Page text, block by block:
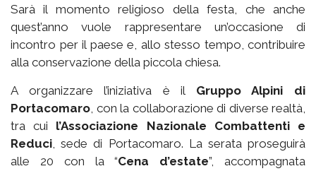
Sarà il momento religioso della festa, che anche
quest’anno vuole rappresentare un’occasione di
incontro per il paese e, allo stesso tempo, contribuire
alla conservazione della piccola chiesa.
A organizzare l’iniziativa è il Gruppo Alpini di
Portacomaro, con la collaborazione di diverse realtà,
tra cui l’Associazione Nazionale Combattenti e
Reduci, sede di Portacomaro. La serata proseguirà
alle 20 con la “Cena d’estate”, accompagnata